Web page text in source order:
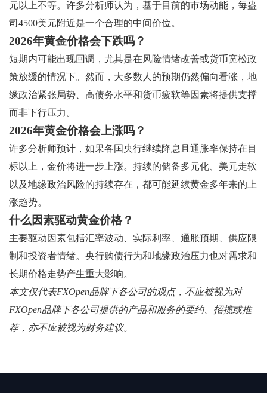
元以上不等。许多分析师认为，基于目前的市场动能，每盎
司4500美元附近是一个合理的中间价位。
2026年黄金价格会下跌吗？
短期内可能出现回调，尤其是在风险情绪改善或货币宽松政
策放缓的情况下。然而，大多数人的预期仍然偏向看涨，地
缘政治紧张局势、高债务水平和货币疲软等因素将提供支撑
而非下行压力。
2026年黄金价格会上涨吗？
许多分析师预计，如果各国央行继续降息且通胀率保持在目
标以上，金价将进一步上涨。持续的储备多元化、美元走软
以及地缘政治风险的持续存在，都可能延续黄金多年来的上
涨趋势。
什么因素驱动黄金价格？
主要驱动因素包括汇率波动、实际利率、通胀预期、供应限
制和投资者情绪。央行购债行为和地缘政治压力也对需求和
长期价格走势产生重大影响。
本文仅代表FXOpen品牌下各公司的观点，不应被视为对
FXOpen品牌下各公司提供的产品和服务的要约、招揽或推
荐，亦不应被视为财务建议。